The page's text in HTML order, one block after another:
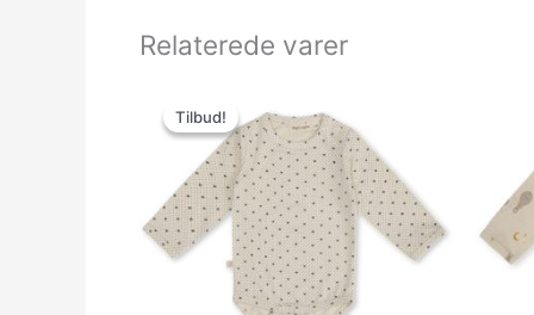
Relaterede varer
Tilbud!
Tilbud!
oprindelige
pris
var:
199.95kr..
pris
er:
119.97kr..